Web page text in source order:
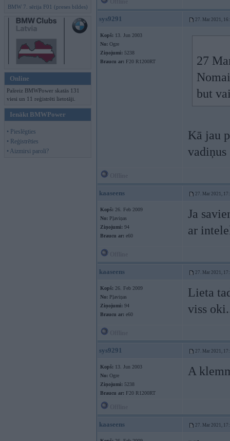
BMW 7. sērija F01 (preses bildes)
Online
Pašreiz BMWPower skatās 131
viesi un 11 reģistrēti lietotāji.
Ienākt BMWPower
• Pieslēgties
• Reģistrēties
• Aizmirsi paroli?
sys9291 27. Mar 2021,
Kopš: 13. Jun 2003
No: Ogre
Ziņojumi: 5238
Braucu ar: F20 R1200RT
27
but
Kā jau
vadiņus
kaaseens 27. Mar 2021,
Kopš: 26. Feb 2009
No: Pļaviņas
Ziņojumi: 94
Braucu ar: e60
Ja
ar
kaaseens 27. Mar 2021,
Kopš: 26. Feb 2009
No: Pļaviņas
Ziņojumi: 94
Braucu ar: e60
Lieta
viss
sys9291 27. Mar 2021,
Kopš: 13. Jun 2003
No: Ogre
Ziņojumi: 5238
Braucu ar: F20 R1200RT
A
kaaseens 27. Mar 2021,